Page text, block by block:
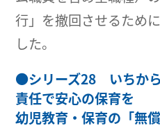
行」を撤回させるため
した。
●シリーズ28 いちか
責任で安心の保育を
幼児教育・保育の「無償